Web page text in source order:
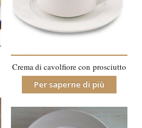
Crema di cavolfiore con prosciutto
Per saperne di più